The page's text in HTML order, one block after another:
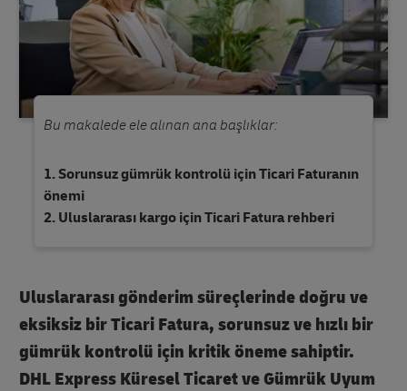
Bu makalede ele alınan ana başlıklar:
Sorunsuz gümrük kontrolü için Ticari Faturanın
önemi
Uluslararası kargo için Ticari Fatura rehberi
Uluslararası gönderim süreçlerindedoğru ve
eksiksiz bir Ticari Fatura, sorunsuz ve hızlı bir
gümrük kontrolü için kritik öneme sahiptir.
DHL Express Küresel Ticaret ve Gümrük Uyum